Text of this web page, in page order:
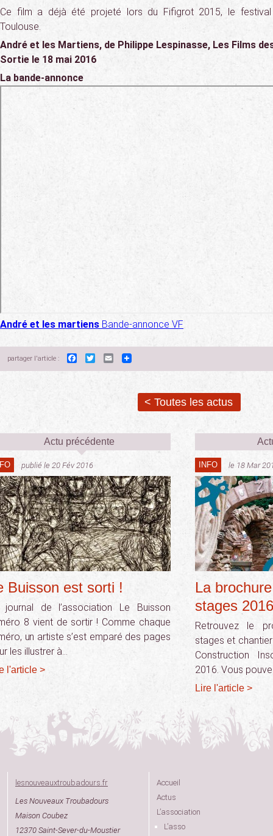
Ce film a déjà été projeté lors du Fifigrot 2015, le
Toulouse.
André et les Martiens, de Philippe Lespinasse, Les Films
Sortie le 18 mai 2016
La bande-annonce
André et les martiens Bande-annonce VF
partager l'article : Facebook
TwitterEmail
< Toutes les actus
Actu précédente
publié le 20 Fév 2016
Buisson est sorti !
journal de l’association Le Buisson
8 vient de sortir ! Comme chaque
un artiste s’est emparé des pages
les illustrer à…
l'article >
INFO le 18 Mar
La
stages
Retrouvez le
stages et
Construction
2016. Vous
Lire l'article >
lesnouveauxtroubadours.fr
Les Nouveaux Troubadours
Maison Coubez
12370 Saint-Sever-du-Moustier
Accueil
Actus
L’association
L’asso